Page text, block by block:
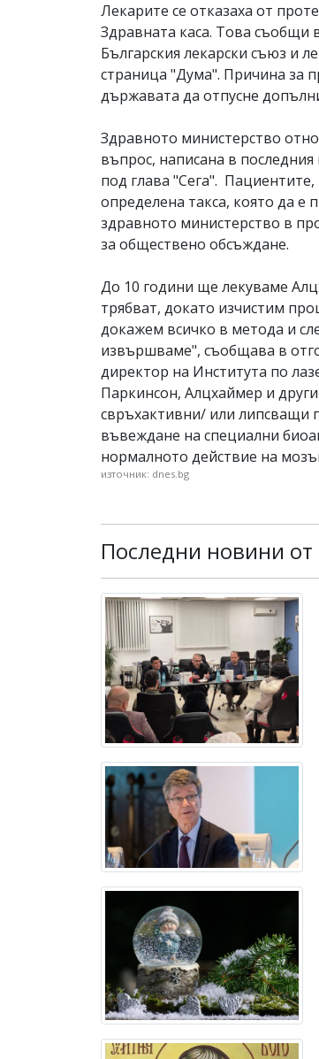
Лекарите се отказаха от
Здравната каса. Това
Българския лекарски съюз и
страница "Дума". Причина за
държавата да отпусне
Здравното министерство
въпрос, написана в
под глава "Сега".
определена такса, която да е
здравното министерство в
за обществено обсъждане.
До 10 години ще лекуваме
трябват, докато изчистим
докажем всичко в метода и
извършваме", съобщава в
директор на Института по
Паркинсон, Алцхаймер и
свръхактивни/ или липсващи
въвеждане на специални
нормалното действие на
източник: dnes.bg
Последни новини от